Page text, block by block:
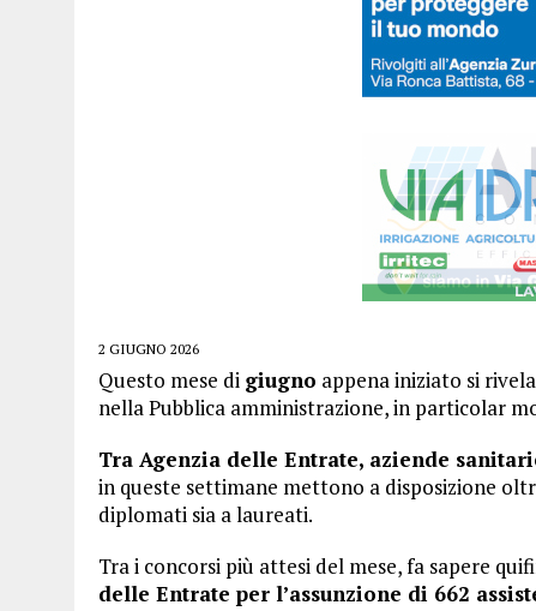
2 GIUGNO 2026
Questo mese di giugno appena iniziato si
nella Pubblica amministrazione, in particolar
Tra Agenzia delle Entrate, aziende
in queste settimane mettono a disposizione
diplomati sia a laureati.
Tra i concorsi più attesi del mese, fa sapere
delle Entrate per l’assunzione di 662